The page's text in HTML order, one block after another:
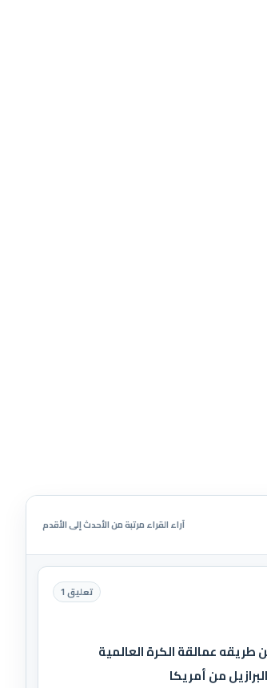
آراء القراء مرتبة من الأحدث إلى الأقدم
تعليق 1
طريقه عمالقة الكرة العالمية
من أمريكا